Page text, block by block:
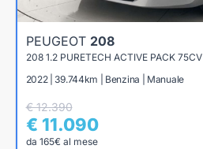
PEUGEOT 208
208 1.2 PURETECH ACTIVE PACK 75CV
2022 | 39.744km | Benzina | Manuale
€ 12.390
€ 11.090
da 165€ al mese